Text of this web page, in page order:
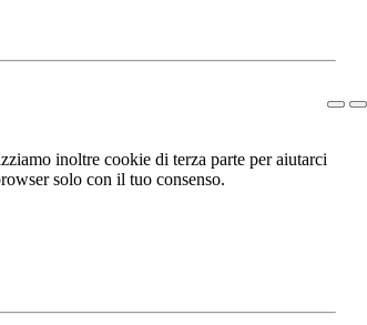
inoltre cookie di terza parte per aiutarci
solo con il tuo consenso.